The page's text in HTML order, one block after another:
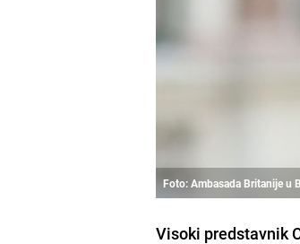
Foto: Ambasada Britanije u
Visoki predstavnik